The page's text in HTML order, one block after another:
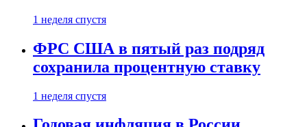
1 неделя спустя
ФРС США в пятый раз подряд
сохранила процентную ставку
1 неделя спустя